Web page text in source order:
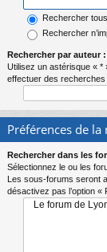
Rechercher
Rechercher
Rechercher par auteur :
Utilisez un astérisque «
effectuer des recherches
Préférences de la
Rechercher dans les
Sélectionnez le ou les
Les sous-forums seront
désactivez pas l’option